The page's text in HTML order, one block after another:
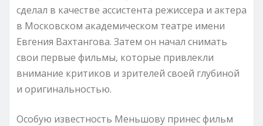
сделал в качестве ассистента режиссера и актера
в Московском академическом театре имени
Евгения Вахтангова. Затем он начал снимать
свои первые фильмы, которые привлекли
внимание критиков и зрителей своей глубиной
и оригинальностью.
Особую известность Меньшову принес фильм